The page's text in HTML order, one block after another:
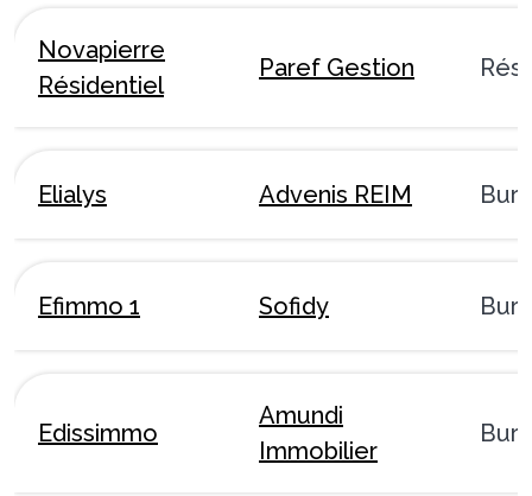
Novapierre
Résidentiel
Paref Gestion
Elialys Advenis REIM
Efimmo 1 Sofidy
Edissimmo
Amundi
Immobilier